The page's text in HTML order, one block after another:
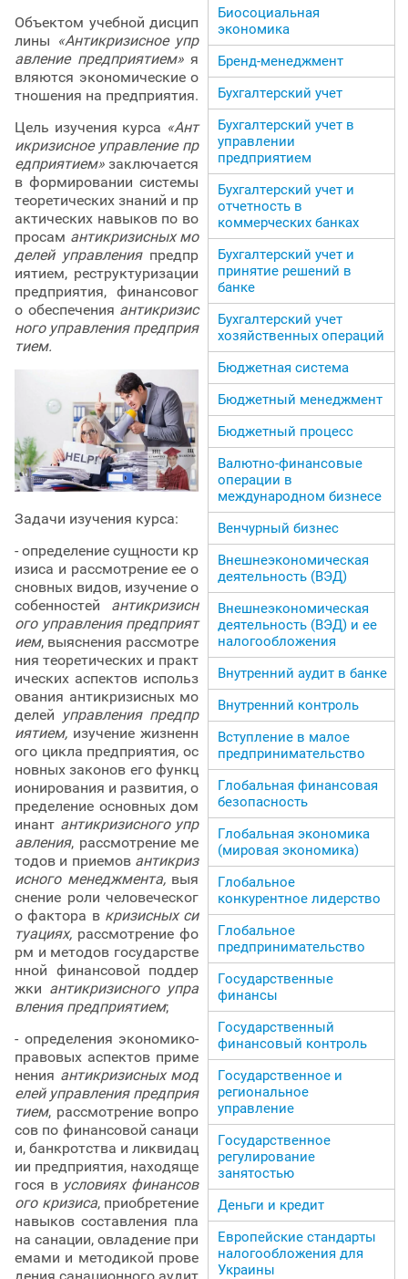
Объектом учебной дисцип
лины «Антикризисное упр
авление предприятием» я
вляются экономические о
тношения на предприятия.
Цель изучения курса «Ант
икризисное управление пр
едприятием» заключается
в формировании системы
теоретических знаний и пр
актических навыков по во
просам антикризисных мо
делей управленияпредпр
иятием, реструктуризации
предприятия, финансовог
о обеспечения антикризис
ного управления предприя
тием.
Задачи изучения курса:
- определение сущности кр
изиса и рассмотрение ее о
сновных видов, изучение о
собенностей антикризисн
ого управления предприят
ием, выяснения рассмотре
ния теоретических и практ
ических аспектов использ
ования антикризисных мо
делей управления предпр
иятием, изучение жизненн
ого цикла предприятия, ос
новных законов его функц
ионирования и развития, о
пределение основных дом
инант антикризисного упр
авления, рассмотрение ме
тодов и приемов антикриз
исного менеджмента,выя
снение роли человеческог
о фактора в кризисных си
туациях, рассмотрение фо
рм и методов государстве
нной финансовой поддер
жки антикризисного упра
вления предприятием;
- определения экономико-
правовых аспектов приме
нения антикризисных мод
елей управления предприя
тием, рассмотрение вопро
сов по финансовой санаци
и, банкротства и ликвидац
ии предприятия, находяще
гося в условиях финансов
ого кризиса, приобретение
навыков составления пла
на санации, овладение при
емами и методикой прове
Биосоциальная
экономика
Бренд-менеджмент
Бухгалтерский учет
Бухгалтерский учет в
управлении
предприятием
Бухгалтерский учет и
отчетность в
коммерческих банках
Бухгалтерский учет и
принятие решений в
банке
Бухгалтерский учет
хозяйственных операций
Бюджетная система
Бюджетный менеджмент
Бюджетный процесс
Валютно-финансовые
операции в
международном бизнесе
Венчурный бизнес
Внешнеэкономическая
деятельность (ВЭД)
Внешнеэкономическая
деятельность (ВЭД) и ее
налогообложения
Внутренний аудит в банке
Внутренний контроль
Вступление в малое
предпринимательство
Глобальная финансовая
безопасность
Глобальная экономика
(мировая экономика)
Глобальное
конкурентное лидерство
Глобальное
предпринимательство
Государственные
финансы
Государственный
финансовый контроль
Государственное и
региональное
управление
Государственное
регулирование
занятостью
Деньги и кредит
Европейские стандарты
налогообложения для
Украины